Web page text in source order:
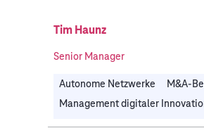
Tim Haunz
Senior Manager
Autonome Netzwerke
M&A-
Management digitaler